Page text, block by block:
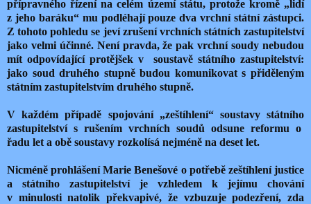
přípravného řízení na celém území státu, protože kromě „lidí
z jeho baráku“ mu podléhají pouze dva vrchní státní zástupci.
Z tohoto pohledu se jeví zrušení vrchních státních zastupitelství
jako velmi účinné. Není pravda, že pak vrchní soudy nebudou
mít odpovídající protějšek v
soustavě státního zastupitelství:
jako soud druhého stupně budou komunikovat s přiděleným
státním zastupitelstvím druhého stupně.
V každém případě spojování „zeštíhlení“ soustavy státního
zastupitelství s rušením vrchních soudů odsune reformu o
řadu let a obě soustavy rozkolísá nejméně na deset let.
Nicméně prohlášení Marie Benešové o potřebě zeštíhlení justice
a státního zastupitelství je vzhledem k jejímu chování
v minulosti natolik překvapivé, že vzbuzuje podezření, zda